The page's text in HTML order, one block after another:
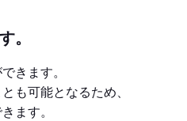
。
きます。
も可能となるため、
ます。